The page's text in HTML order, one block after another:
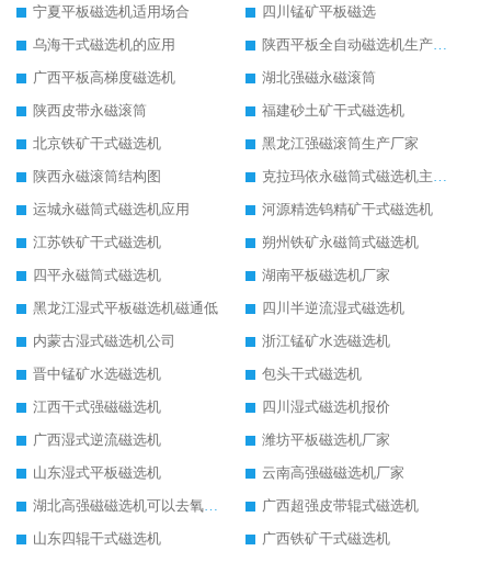
宁夏平板磁选机适用场合
四川锰矿平板磁选
乌海干式磁选机的应用
陕西平板全自动磁选机生产厂家
广西平板高梯度磁选机
湖北强磁永磁滚筒
陕西皮带永磁滚筒
福建砂土矿干式磁选机
北京铁矿干式磁选机
黑龙江强磁滚筒生产厂家
陕西永磁滚筒结构图
克拉玛依永磁筒式磁选机主要技术参数
运城永磁筒式磁选机应用
河源精选钨精矿干式磁选机
江苏铁矿干式磁选机
朔州铁矿永磁筒式磁选机
四平永磁筒式磁选机
湖南平板磁选机厂家
黑龙江湿式平板磁选机磁通低
四川半逆流湿式磁选机
内蒙古湿式磁选机公司
浙江锰矿水选磁选机
晋中锰矿水选磁选机
包头干式磁选机
江西干式强磁磁选机
四川湿式磁选机报价
广西湿式逆流磁选机
潍坊平板磁选机厂家
山东湿式平板磁选机
云南高强磁磁选机厂家
湖北高强磁磁选机可以去氧化铝
广西超强皮带辊式磁选机
山东四辊干式磁选机
广西铁矿干式磁选机